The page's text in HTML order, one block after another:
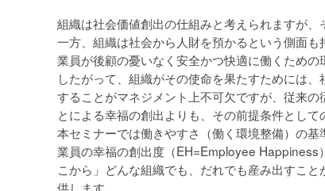
組織は社会価値創出の仕組みと考えられますが、
一方、組織は社会から人財を預かるという側面
業員が後顧の憂いなく安全かつ快適に働くための
したがって、組織がその使命を果たすためには
することがマネジメント上不可欠ですが、従来
とによる幸福の創出よりも、その前提条件とし
本セミナーでは働きやすさ（働く環境整備）の
業員の幸福の創出度（EH=Employee Happiness
こから」どんな組織でも、だれでも産み出すこ
供します。